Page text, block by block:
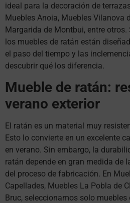
ideal para la decoración de
Muebles Anoia, Muebles Vilanova
Margarida de Montbui, entre
los muebles de ratán están
el paso del tiempo y las
descubrir qué los diferencia.
Mueble de ratán:
verano exterior
El ratán es un material muy
Esto lo convierte en un excelente
en verano. Sin embargo, la
ratán depende en gran medida de
del proceso de fabricación. En
Capellades, Muebles La Pobla de
Bruc, seleccionamos solo